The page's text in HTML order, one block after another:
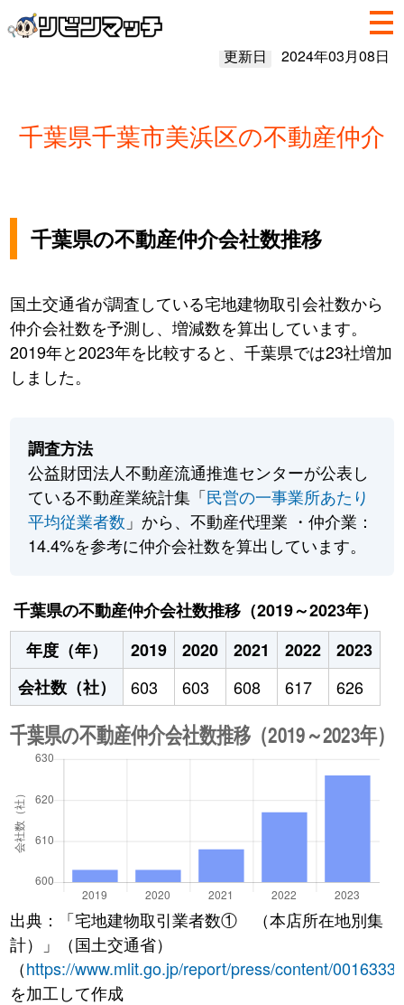
更新日 2024年03月08日
千葉県千葉市美浜区の不動産仲介
千葉県の不動産仲介会社数推移
国土交通省が調査している宅地建物取引会社数から
仲介会社数を予測し、増減数を算出しています。
2019年と2023年を比較すると、千葉県では23社増加
しました。
調査方法
公益財団法人不動産流通推進センターが公表し
ている不動産業統計集「民営の一事業所あたり
平均従業者数 」から、不動産代理業 ・仲介業：
14.4%を参考に仲介会社数を算出しています。
千葉県の不動産仲介会社数推移（2019～2023年）
年度（年）
2019 2020 2021 2022
2023
会社数（社）
603 603 608 617 626
出典：「宅地建物取引業者数① （本店所在地別集
計）」（国土交通省）
（https://www.mlit.go.jp/report/press/content/
を加工して作成